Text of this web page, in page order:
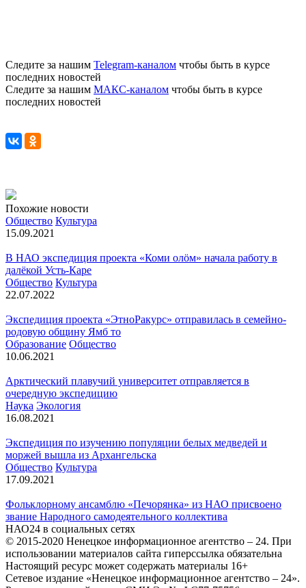
Следите за нашим Telegram-каналом чтобы быть в курсе
последних новостей
Следите за нашим МАКС-каналом чтобы быть в курсе
последних новостей
Похожие новости
Общество Культура
15.09.2021
В НАО экспедиция проекта «Коми олöм» начала работу в
далёкой Усть-Каре
Общество Культура
22.07.2022
Экспедиция проекта «ЭтноРакурс» отправилась в семейно-
родовую общину Ямб то
Образование Общество
10.06.2021
Арктический плавучий университет отправляется в
очередную экспедицию
Наука Экология
16.08.2021
Экспедиция по изучению популяции белых медведей и
моржей вышла из Архангельска
Общество Культура
17.09.2021
Фольклорному ансамблю «Печорянка» из НАО присвоено
звание Народного самодеятельного коллектива
НАО24 в социальных сетях
© 2015-2020 Ненецкое информационное агентство – 24. При
использовании материалов сайта гиперссылка обязательна
Настоящий ресурс может содержать материалы 16+
Сетевое издание «Ненецкое информационное агентство – 24».